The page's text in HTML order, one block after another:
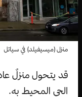
منزل (ميسيفيلد) في سياتل
قد يتحول منزلٌ
الحي المحيط به.